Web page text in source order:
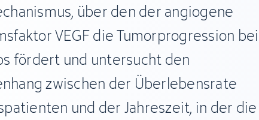
über den der angiogene
VEGF die Tumorprogression bei
fördert und untersucht den
zwischen der Überlebensrate
und der Jahreszeit, in der die